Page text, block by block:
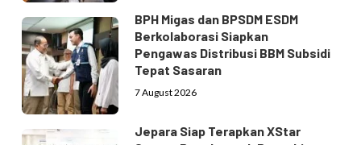
BPH Migas dan BPSDM ESDM
Berkolaborasi Siapkan
Pengawas Distribusi BBM Subsidi
Tepat Sasaran
7 August 2026
Jepara Siap Terapkan XStar